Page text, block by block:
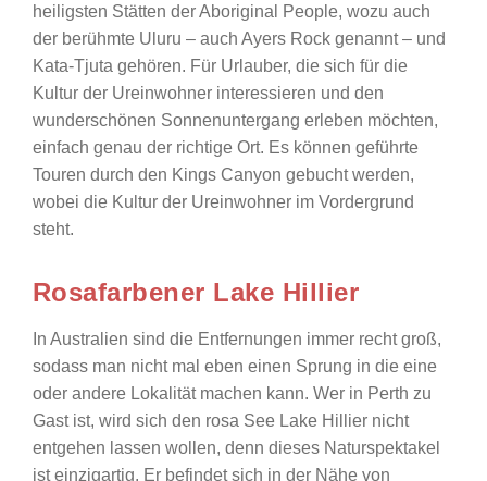
heiligsten Stätten der Aboriginal People, wozu auch
der berühmte Uluru – auch Ayers Rock genannt – und
Kata-Tjuta gehören. Für Urlauber, die sich für die
Kultur der Ureinwohner interessieren und den
wunderschönen Sonnenuntergang erleben möchten,
einfach genau der richtige Ort. Es können geführte
Touren durch den Kings Canyon gebucht werden,
wobei die Kultur der Ureinwohner im Vordergrund
steht.
Rosafarbener Lake Hillier
In Australien sind die Entfernungen immer recht groß,
sodass man nicht mal eben einen Sprung in die eine
oder andere Lokalität machen kann. Wer in Perth zu
Gast ist, wird sich den rosa See Lake Hillier nicht
entgehen lassen wollen, denn dieses Naturspektakel
ist einzigartig. Er befindet sich in der Nähe von